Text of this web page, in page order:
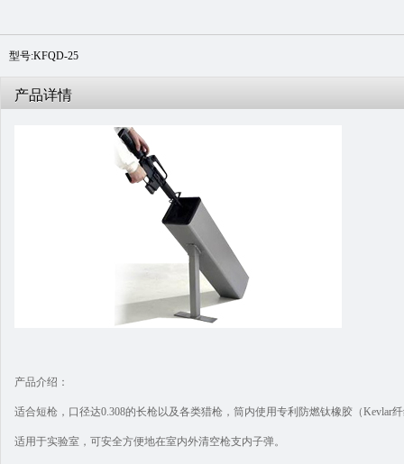
型号:KFQD-25
产品详情
产品介绍：
适合短枪，口径达0.308的长枪以及各类猎枪，筒内使用专利防燃钛橡胶（Kevlar
适用于实验室，可安全方便地在室内外清空枪支内子弹。